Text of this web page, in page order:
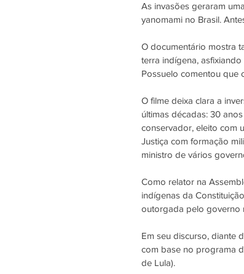
As invasões geraram
yanomami no Brasil.
O documentário mostra
terra indígena,
Possuelo comentou que
O filme deixa clara a
últimas décadas: 30
conservador, eleito com
Justiça com formação
ministro de vários
Como relator na
indígenas da
outorgada pelo governo
Em seu discurso, diante
com base no programa
de Lula).